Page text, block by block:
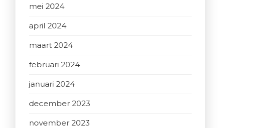
mei 2024
april 2024
maart 2024
februari 2024
januari 2024
december 2023
november 2023